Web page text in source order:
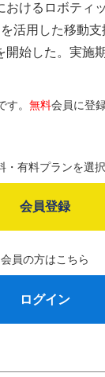
おけるロボティ
活用した移動
開始した。実施
。 無料会員に登
・有料プランを選択
会員登録
会員の方はこちら
ログイン